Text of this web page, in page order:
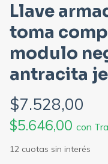
Llave
toma
modulo
antracita
$7.528,00
$5.646,00 con